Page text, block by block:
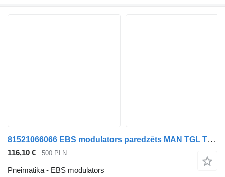
81521066066 EBS modulators paredzēts MAN TGL TGM kravas automašīnas
116,10 € 500 PLN
Pneimatika - EBS modulators